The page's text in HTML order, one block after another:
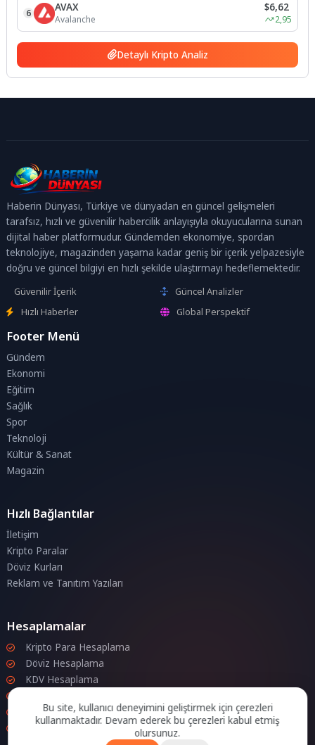
6 AVAX
Avalanche
$6,62
2,95
Detaylı Kripto Analiz
Haberin Dünyası, Türkiye ve dünyadan en güncel gelişmeleri
tarafsız, hızlı ve güvenilir habercilik anlayışıyla okuyucularına sunan
dijital haber platformudur. Gündemden ekonomiye, spordan
teknolojiye, magazinden yaşama kadar geniş bir içerik yelpazesiyle
doğru ve güncel bilgiyi en hızlı şekilde ulaştırmayı hedeflemektedir.
Güvenilir İçerik
Güncel Analizler
Hızlı Haberler
Global Perspektif
Footer Menü
Gündem
Ekonomi
Eğitim
Sağlık
Spor
Teknoloji
Kültür & Sanat
Magazin
Hızlı Bağlantılar
İletişim
Kripto Paralar
Döviz Kurları
Reklam ve Tanıtım Yazıları
Hesaplamalar
Kripto Para Hesaplama
Döviz Hesaplama
KDV Hesaplama
Zam Hesaplama
Bu site, kullanıcı deneyimini geliştirmek için çerezleri
kullanmaktadır. Devam ederek bu çerezleri kabul etmiş
olursunuz.